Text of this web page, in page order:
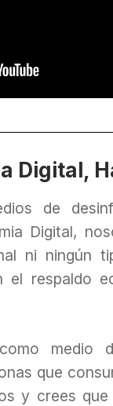
Digital,
de
Digital,
ni ningún
el respaldo
medio
que
y crees